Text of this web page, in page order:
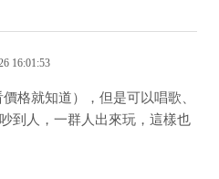
16:01:53
格就知道），但是可以唱歌、
到人，一群人出來玩，這樣也